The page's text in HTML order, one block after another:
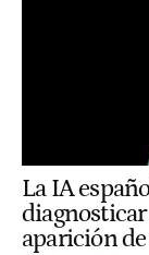
La IA
aparición